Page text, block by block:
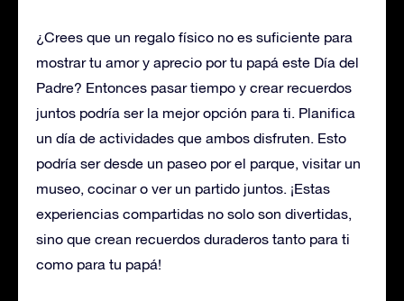
¿Crees que un regalo físico no es suficiente para
mostrar tu amor y aprecio por tu papá este Día del
Padre? Entonces pasar tiempo y crear recuerdos
juntos podría ser la mejor opción para ti. Planifica
un día de actividades que ambos disfruten. Esto
podría ser desde un paseo por el parque, visitar un
museo, cocinar o ver un partido juntos. ¡Estas
experiencias compartidas no solo son divertidas,
sino que crean recuerdos duraderos tanto para ti
como para tu papá!